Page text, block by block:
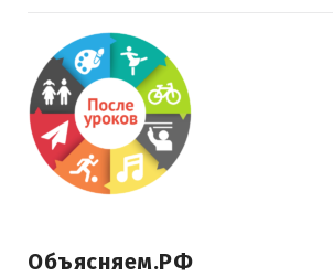
Объясняем.РФ